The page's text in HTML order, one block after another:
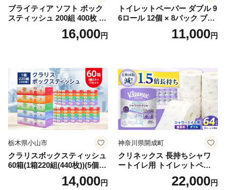
ブライティア ソフト ボック
スティッシュ 200組 400枚 60
箱 日本製 まとめ買い ティッ
シュ リサイクル 長持 防災 常
倶知安町 日用品
16,000円
トイレットペーパー ダブル 9
6ロール 12個 × 8パック ブラ
ンカ 再生紙 100％ 芯あり 日
用品 消耗品 無香料 生活用品
11,000円
栃木県小山市
クラリスボックスティッシュ
60箱(1箱220組(440枚))(5個入
り×12セット)【1256759】
14,000円
神奈川県開成町
クリネックス 長持ちシャワ
ートイレ用 トイレットペー
パー（ダブル）64ロール(8ロ
ール×8パック) 開成町 トイレ
22,000円